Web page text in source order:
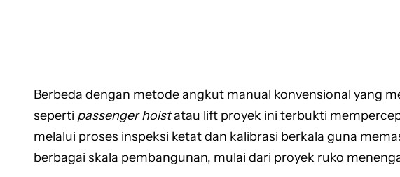
Berbeda dengan metode angkut manual konvensional yang
seperti passenger hoistatau lift proyek ini terbukti
melalui proses inspeksi ketat dan kalibrasi berkala guna
berbagai skala pembangunan, mulai dari proyek ruko